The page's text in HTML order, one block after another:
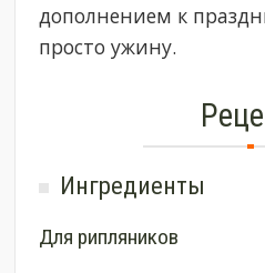
дополнением к
просто ужину.
Ингредиенты
Для рипляников